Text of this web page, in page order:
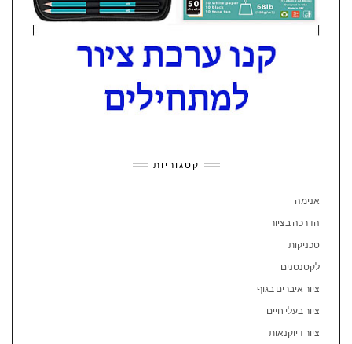
קטגוריות
אנימה
הדרכה בציור
טכניקות
לקטנטנים
ציור איברים בגוף
ציור בעלי חיים
ציור דיוקנאות